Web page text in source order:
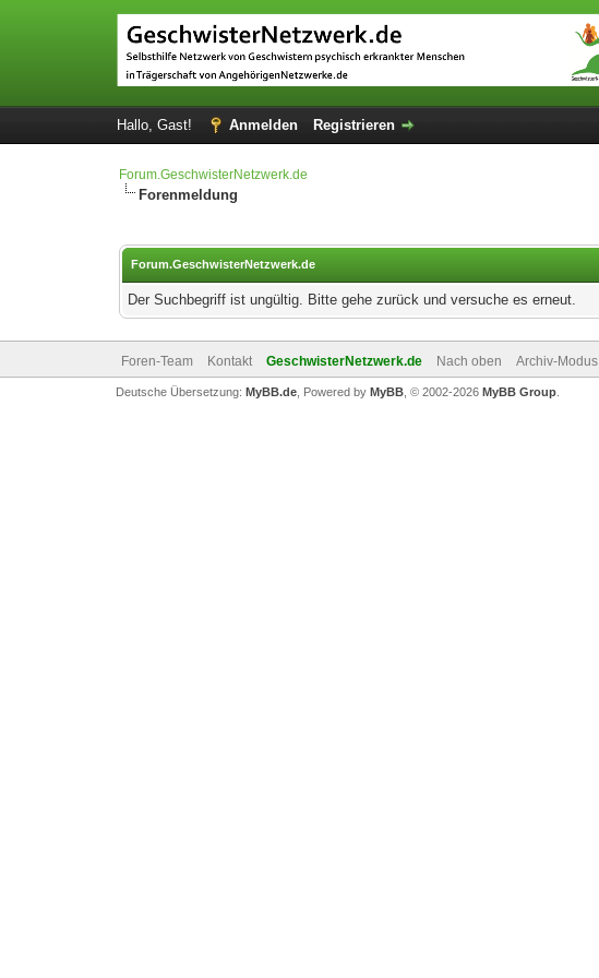
Hallo, Gast! Anmelden Registrieren
Forum.GeschwisterNetzwerk.de
Forenmeldung
Forum.GeschwisterNetzwerk.de
Der Suchbegriff ist ungültig. Bitte gehe zurück und versuche es erneut.
Foren-Team Kontakt GeschwisterNetzwerk.de Nach oben Archiv-Modus
Deutsche Übersetzung: MyBB.de, Powered by MyBB, © 2002-2026 MyBB Group.